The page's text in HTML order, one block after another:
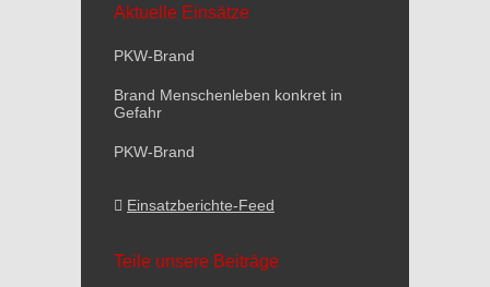
Aktuelle Einsätze
PKW-Brand
Brand Menschenleben konkret in
Gefahr
PKW-Brand
Einsatzberichte-Feed
Teile unsere Beiträge